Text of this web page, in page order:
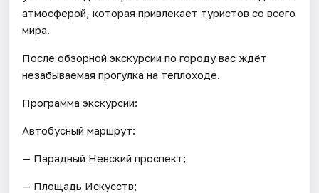
атмосферой, которая привлекает туристов со всего
мира.
После обзорной экскурсии по городу вас ждёт
незабываемая прогулка на теплоходе.
Программа экскурсии:
Автобусный маршрут:
— Парадный Невский проспект;
— Площадь Искусств;